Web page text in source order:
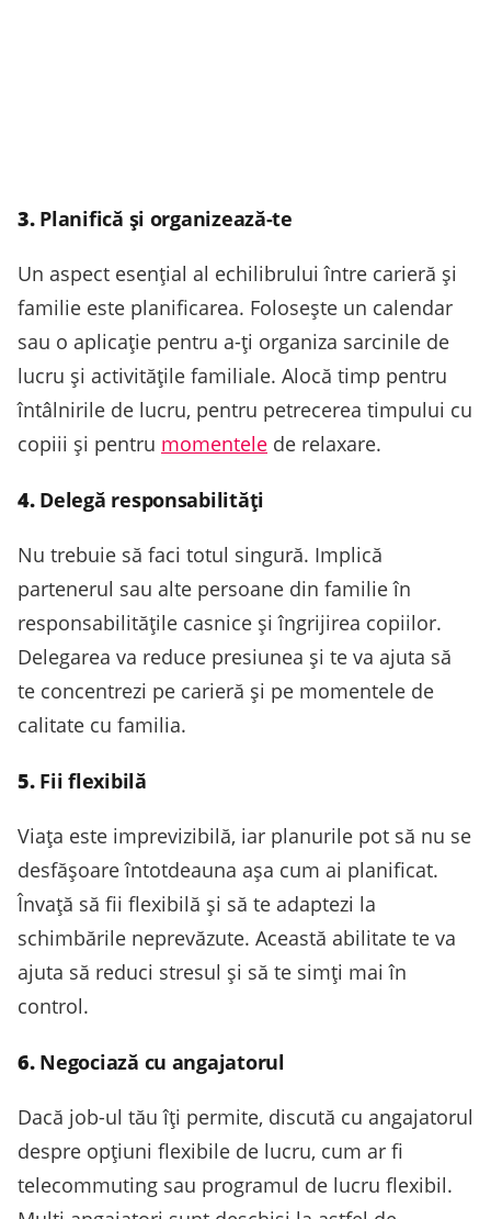
3. Planifică și organizează-te
Un aspect esențial al echilibrului între carieră și
familie este planificarea. Folosește un calendar
sau o aplicație pentru a-ți organiza sarcinile de
lucru și activitățile familiale. Alocă timp pentru
întâlnirile de lucru, pentru petrecerea timpului cu
copiii și pentru momentele de relaxare.
4. Delegă responsabilități
Nu trebuie să faci totul singură. Implică
partenerul sau alte persoane din familie în
responsabilitățile casnice și îngrijirea copiilor.
Delegarea va reduce presiunea și te va ajuta să
te concentrezi pe carieră și pe momentele de
calitate cu familia.
5. Fii flexibilă
Viața este imprevizibilă, iar planurile pot să nu se
desfășoare întotdeauna așa cum ai planificat.
Învață să fii flexibilă și să te adaptezi la
schimbările neprevăzute. Această abilitate te va
ajuta să reduci stresul și să te simți mai în
control.
6. Negociază cu angajatorul
Dacă job-ul tău îți permite, discută cu angajatorul
despre opțiuni flexibile de lucru, cum ar fi
telecommuting sau programul de lucru flexibil.